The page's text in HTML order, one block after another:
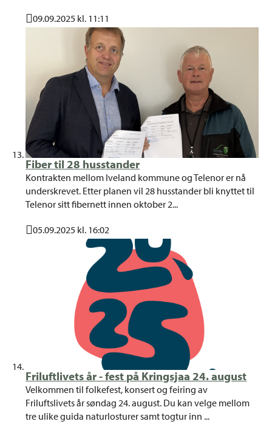
Publisert
09.09.2025 kl. 11:11
Fiber til 28 husstander
Kontrakten mellom Iveland kommune og Telenor er nå
underskrevet. Etter planen vil 28 husstander bli knyttet til
Telenor sitt fibernett innen oktober 2...
Publisert
05.09.2025 kl. 16:02
Friluftlivets år - fest på Kringsjaa 24. august
Velkommen til folkefest, konsert og feiring av
Friluftslivets år søndag 24. august. Du kan velge mellom
tre ulike guida naturlosturer samt togtur inn ...